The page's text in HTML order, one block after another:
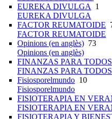
EUREKA DIVULGA
1
EUREKA DIVULGA
FACTOR REUMATOIDE
FACTOR REUMATOIDE
Opinions (en anglès) 73
Opinions (en anglès)
FINANZAS PARA TODOS
FINANZAS PARA TODOS
Fisiosporelmundo 10
Fisiosporelmundo
FISIOTERAPIA EN
FISIOTERAPIA EN
FISIOTERAPIA Y